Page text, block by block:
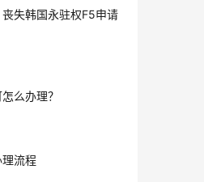
失韩国永驻权F5申请
么办理？
流程